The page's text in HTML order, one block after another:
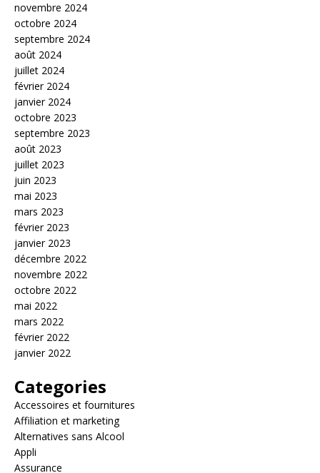
novembre 2024
octobre 2024
septembre 2024
août 2024
juillet 2024
février 2024
janvier 2024
octobre 2023
septembre 2023
août 2023
juillet 2023
juin 2023
mai 2023
mars 2023
février 2023
janvier 2023
décembre 2022
novembre 2022
octobre 2022
mai 2022
mars 2022
février 2022
janvier 2022
Categories
Accessoires et fournitures
Affiliation et marketing
Alternatives sans Alcool
Appli
Assurance